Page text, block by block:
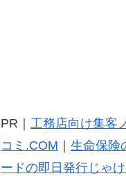
PR｜ 工務店向け集客
コミ.COM
生命保険
ードの即日発行じゃ